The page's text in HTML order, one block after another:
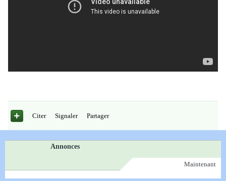
Citer Signaler Partager
Annonces
Maintenant